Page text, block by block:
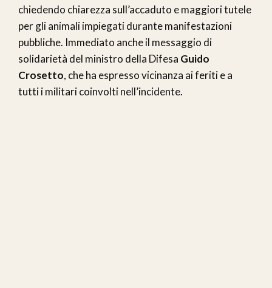
chiedendo chiarezza sull’accaduto e maggiori tutele
per gli animali impiegati durante manifestazioni
pubbliche. Immediato anche il messaggio di
solidarietà del ministro della Difesa Guido
Crosetto, che ha espresso vicinanza ai feriti e a
tutti i militari coinvolti nell’incidente.